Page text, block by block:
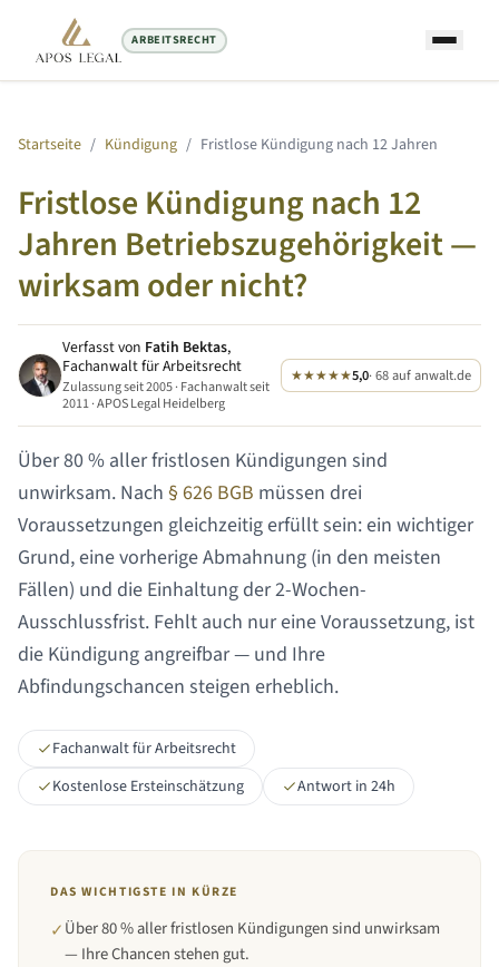
ARBEITSRECHT
Startseite / Kündigung / Fristlose Kündigung nach 12 Jahren
Fristlose Kündigung nach 12
Jahren Betriebszugehörigkeit —
wirksam oder nicht?
Verfasst von Fatih Bektas,
Fachanwalt für Arbeitsrecht
Zulassung seit 2005 · Fachanwalt seit
2011 · APOS Legal Heidelberg
★★★★★5,0· 68 auf anwalt.de
Über 80 % aller fristlosen Kündigungen sind
unwirksam. Nach § 626 BGB müssen drei
Voraussetzungen gleichzeitig erfüllt sein: ein wichtiger
Grund, eine vorherige Abmahnung (in den meisten
Fällen) und die Einhaltung der 2-Wochen-
Ausschlussfrist. Fehlt auch nur eine Voraussetzung, ist
die Kündigung angreifbar — und Ihre
Abfindungschancen steigen erheblich.
Fachanwalt für Arbeitsrecht
Kostenlose Ersteinschätzung
Antwort in 24h
DAS WICHTIGSTE IN KÜRZE
✓Über 80 % aller fristlosen Kündigungen sind unwirksam
— Ihre Chancen stehen gut.